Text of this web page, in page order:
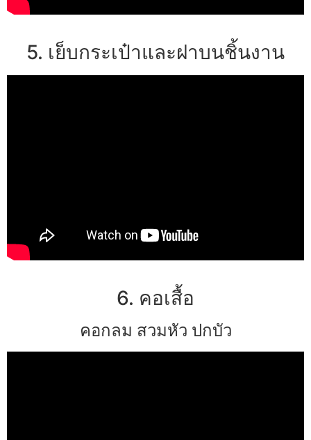
5. เย็บกระเป๋าและฝาบนชิ้นงาน
6. คอเสื้อ
คอกลม สวมหัว ปกบัว